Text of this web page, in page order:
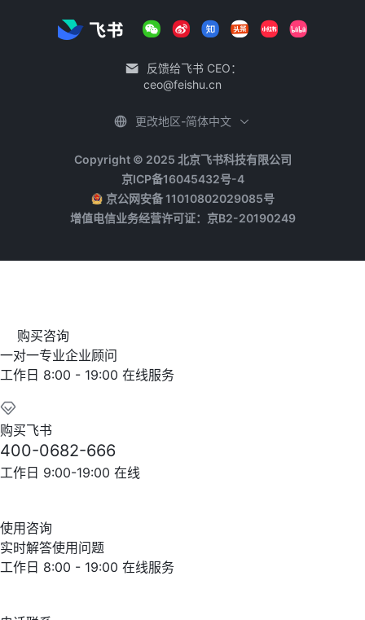
反馈给飞书 CEO：
ceo@feishu.cn
Copyright © 2025 北京飞书科技有限公司
京ICP备16045432号-4
京公网安备 11010802029085号
增值电信业务经营许可证：京B2-20190249
更改地区-简体中文
购买咨询
一对一专业企业顾问
工作日 8:00 - 19:00 在线服务
购买飞书
400-0682-666
工作日 9:00-19:00 在线
使用咨询
实时解答使用问题
工作日 8:00 - 19:00 在线服务